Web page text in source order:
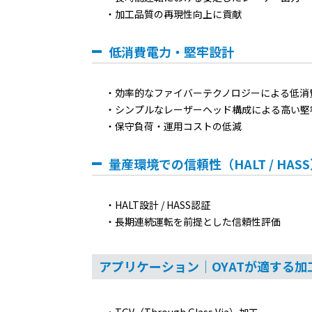
加工品質の再現性向上に貢献
低消費電力・堅牢設計
効率的なファイバーテクノロジーによる低消
シンプルなレーザーヘッド構成による高い堅
保守負荷・運用コストの低減
量産環境での信頼性（HALT / HASS
HALT設計 / HASS認証
長期連続運転を前提とした信頼性評価
アプリケーション｜OYATが適する加